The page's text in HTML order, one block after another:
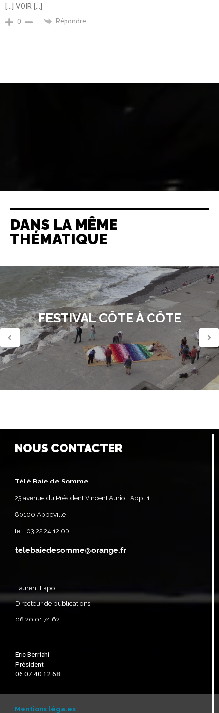
[…] VOIR […]
0 Répondre
DANS LA MÊME
THÉMATIQUE
FESTIVAL CÔTE À CÔTE
NOUS CONTACTER
Télé Baie de Somme
23 avenue du Président Vincent Auriol, Appt 1
80100 Abbeville
tél : 03 22 24 12 00
Laurent Lapo
Directeur de publications
06 20 01 74 62
Eric Berriahi
Président
06 07 40 12 68
Mentions légales